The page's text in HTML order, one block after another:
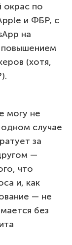
окрас по
и ФБР, с
на
(хотя,
могу не
случае
за
—
что
и, как
— не
без